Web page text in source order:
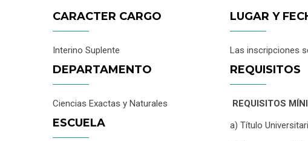
CARACTER CARGO
Interino Suplente
DEPARTAMENTO
Ciencias Exactas y Naturales
ESCUELA
LUGAR Y
Las inscripciones
REQUISITOS
REQUISITOS
a) Título